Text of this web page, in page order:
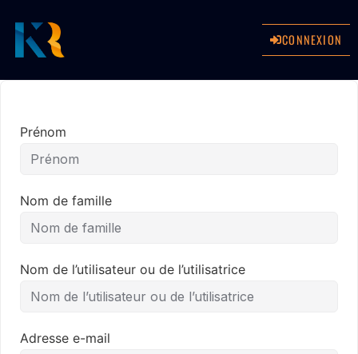
CONNEXION
Prénom
Nom de famille
Nom de l’utilisateur ou de l’utilisatrice
Adresse e-mail